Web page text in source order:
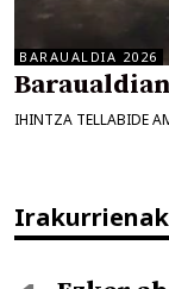
BARAUALDIA 2026
IHINTZA TELLABIDE
Irakurrienak